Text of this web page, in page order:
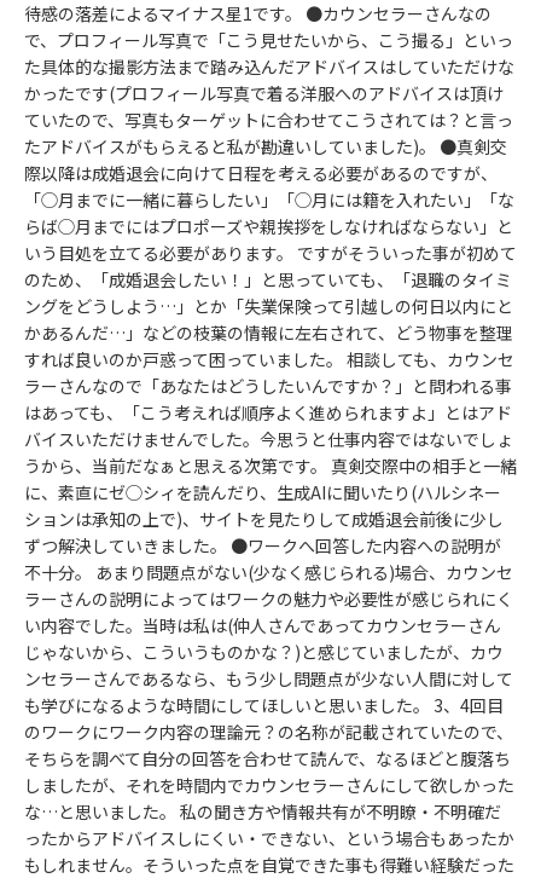
待感の落差によるマイナス星1です。 ●カウンセラーさんなの
で、プロフィール写真で「こう見せたいから、こう撮る」といっ
た具体的な撮影方法まで踏み込んだアドバイスはしていただけな
かったです(プロフィール写真で着る洋服へのアドバイスは頂け
ていたので、写真もターゲットに合わせてこうされては？と言っ
たアドバイスがもらえると私が勘違いしていました)。 ●真剣交
際以降は成婚退会に向けて日程を考える必要があるのですが、
「◯月までに一緒に暮らしたい」「◯月には籍を入れたい」「な
らば◯月までにはプロポーズや親挨拶をしなければならない」と
いう目処を立てる必要があります。 ですがそういった事が初めて
のため、「成婚退会したい！」と思っていても、「退職のタイミ
ングをどうしよう…」とか「失業保険って引越しの何日以内にと
かあるんだ…」などの枝葉の情報に左右されて、どう物事を整理
すれば良いのか戸惑って困っていました。 相談しても、カウンセ
ラーさんなので「あなたはどうしたいんですか？」と問われる事
はあっても、「こう考えれば順序よく進められますよ」とはアド
バイスいただけませんでした。今思うと仕事内容ではないでしょ
うから、当前だなぁと思える次第です。 真剣交際中の相手と一緒
に、素直にゼ◯シィを読んだり、生成AIに聞いたり(ハルシネー
ションは承知の上で)、サイトを見たりして成婚退会前後に少し
ずつ解決していきました。 ●ワークへ回答した内容への説明が
不十分。 あまり問題点がない(少なく感じられる)場合、カウンセ
ラーさんの説明によってはワークの魅力や必要性が感じられにく
い内容でした。当時は私は(仲人さんであってカウンセラーさん
じゃないから、こういうものかな？)と感じていましたが、カウ
ンセラーさんであるなら、もう少し問題点が少ない人間に対して
も学びになるような時間にしてほしいと思いました。 3、4回目
のワークにワーク内容の理論元？の名称が記載されていたので、
そちらを調べて自分の回答を合わせて読んで、なるほどと腹落ち
しましたが、それを時間内でカウンセラーさんにして欲しかった
な…と思いました。 私の聞き方や情報共有が不明瞭・不明確だ
ったからアドバイスしにくい・できない、という場合もあったか
もしれません。そういった点を自覚できた事も得難い経験だった